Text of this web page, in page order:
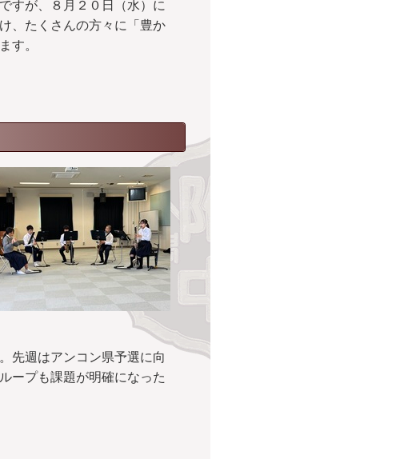
すが、８月２０日（水）に
、たくさんの方々に「豊か
す。
先週はアンコン県予選に向
ープも課題が明確になった